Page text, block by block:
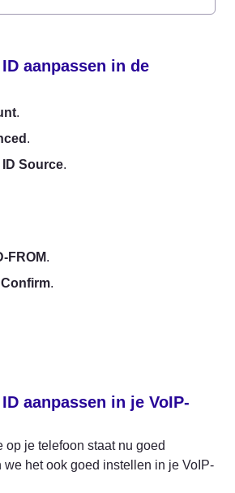
aanpassen in de
.
.
Source.
FROM.
Confirm.
aanpassen in je VoIP-
op je telefoon staat nu goed
we het ook goed instellen in je VoIP-